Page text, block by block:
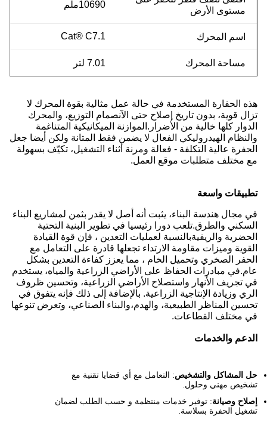
مستوى الأرض
10690ملم
اسم المحرك Cat® C7.1
مساحة المحرك 7.01 لتر
هذه الحفارة المستخدمة في حالة عمل مثالية بقوة المحرك لا
تزال قوية، بدون تاريخ إصلاح حتى الآنصمام التوزيع، والمحرك
الدوار كلها خالية من الأضرار.الموازنة الميكانيكية المتناغمة
والنظام الهيدروليكي الفعال لا يضمن فقط المتانة ولكن أيضا جعل
الحفرة عالية التكلفة - فعالة ومرنة أثناء التشغيل، تكيّف بسهولة
مع مختلف متطلبات موقع العمل.
تطبيقات واسعة
في مجال هندسة البناء، يثبت أنه أصل لا يقدر بثمن لمشاريع البناء
السكني والطرق.تلعب دورا رئيسيا في تطوير البنية التحتية
الحضرية والريفيةبالنسبة لعمليات التعدين ، فإن قوة القيادة
القوية وميزات مقاومة الارتداء تجعلها قادرة على التعامل مع
الحفر الصخري وتحميل الخام ، مما يعزز كفاءة التعدين بشكل
عام.في مبادرات الحفاظ على الأراضي الزراعية والمياه، يستخدم
في تجريف الأنهار واستصلاح الأراضي الزراعية، وتحسين ظروف
الري وزيادة الإنتاجية الزراعية. بالإضافة إلى ذلك فإنه يتفوق في
تحسين المناظر الطبيعية، والهدم،والبناء الصناعي، وتعرض تنوعها
في مختلف القطاعات.
الدعم والخدمات
حل المشاكل والتشخيص: التعامل مع أي قضايا تقنية مع
تشخيص مهني وحلول.
إصلاح وصيانة: توفير خدمات منتظمة و حسب الطلب لضمان
تشغيل الحفرة بسلاسة.